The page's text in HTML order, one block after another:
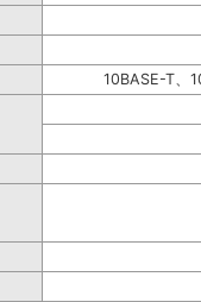
10BASE-T、